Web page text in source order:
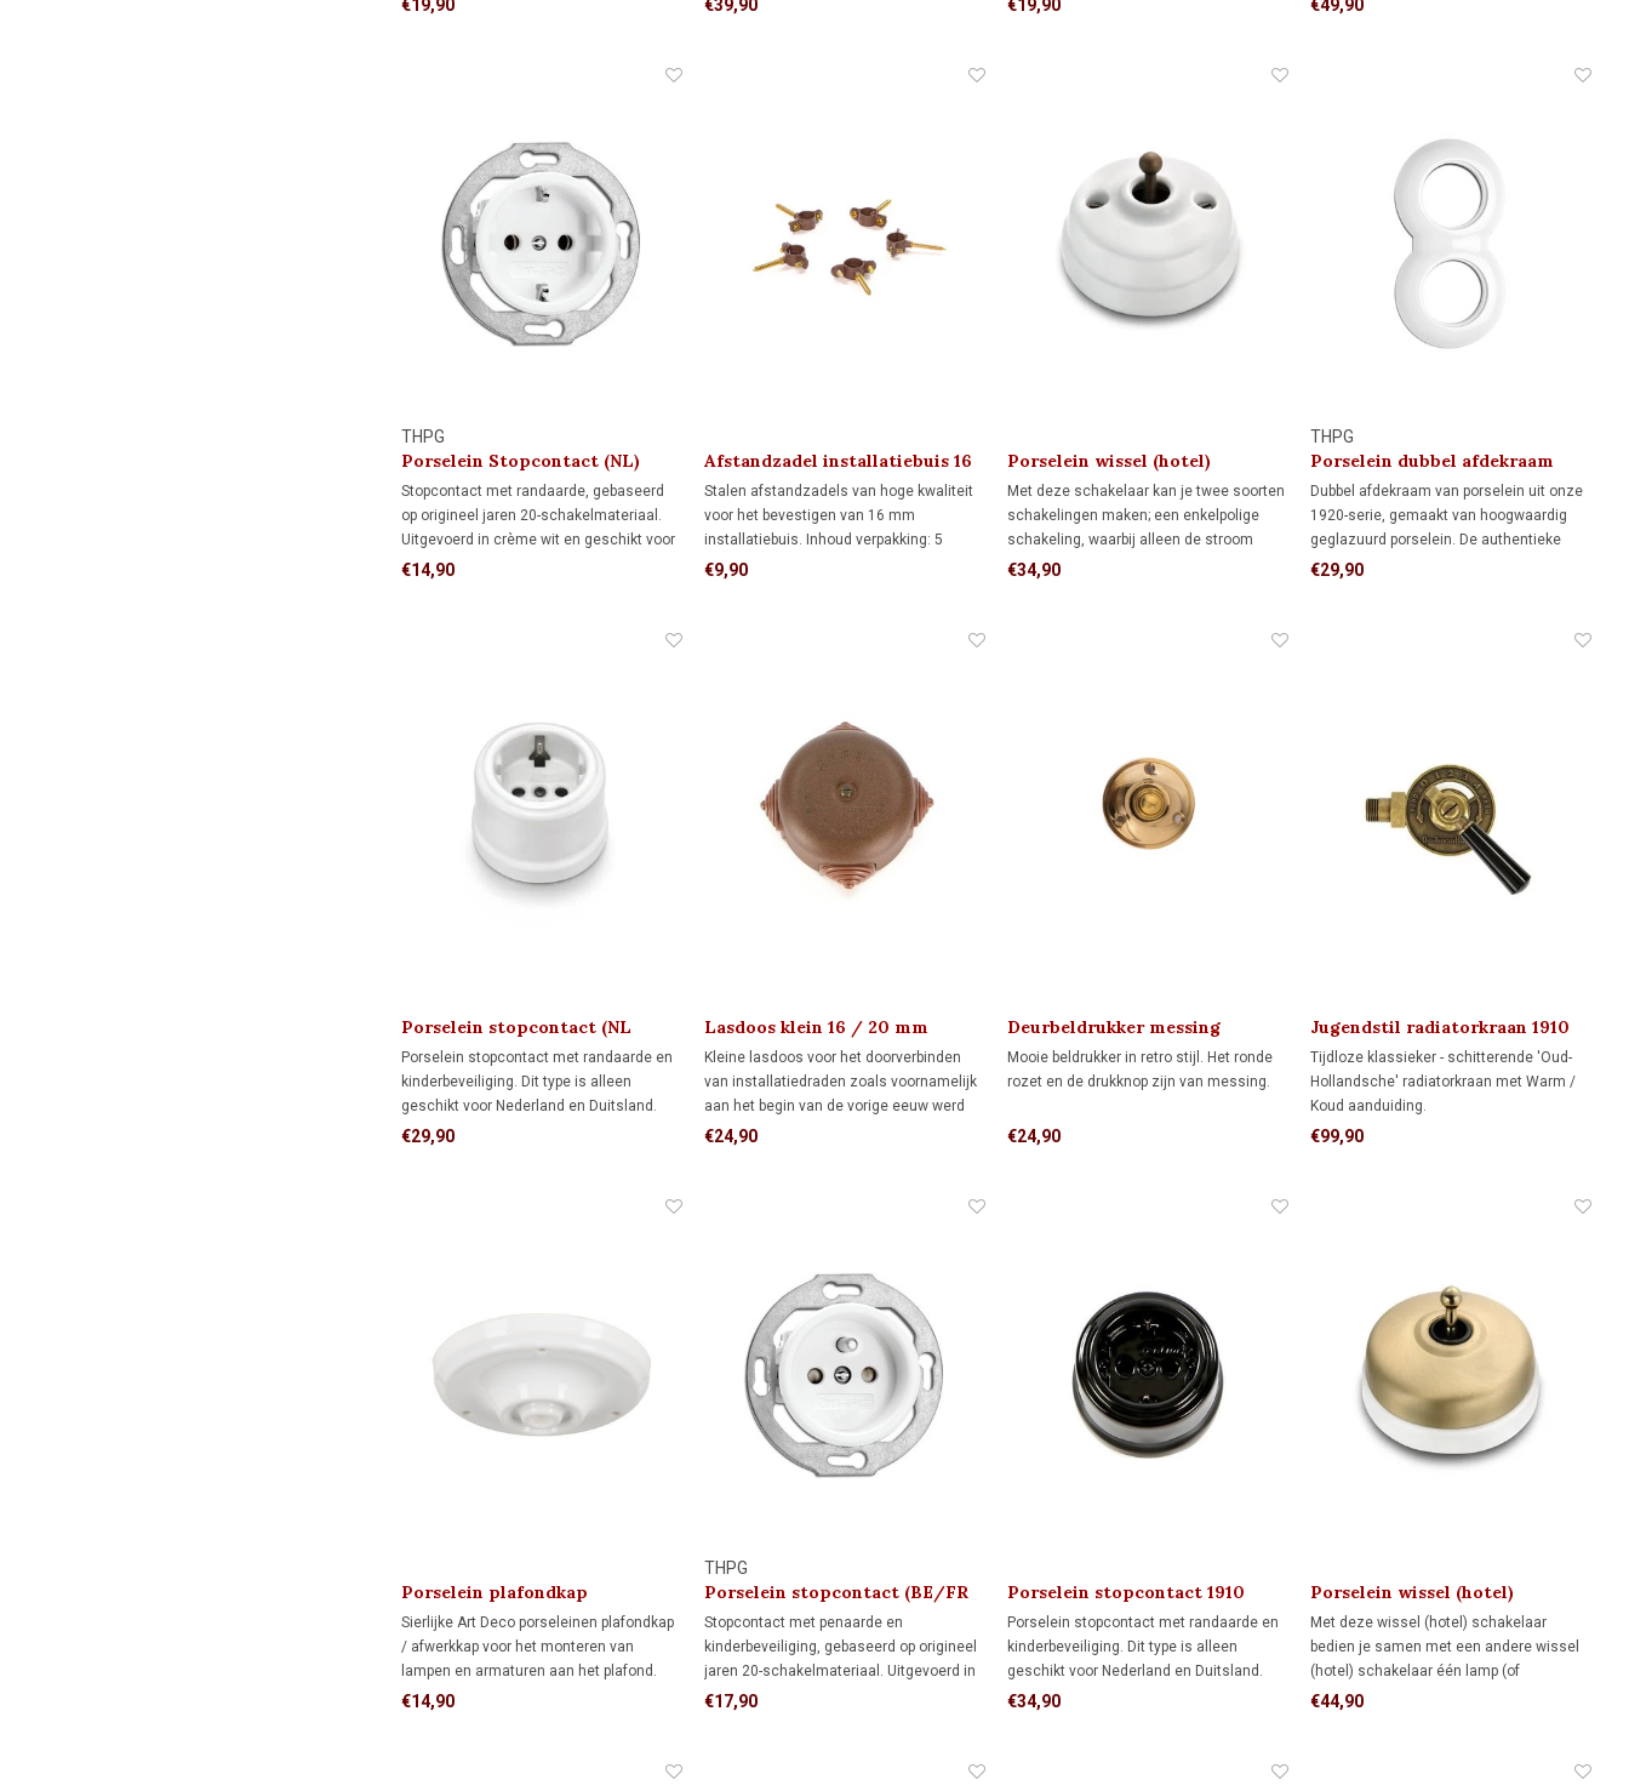
€19,90 €39,90 €19,90 €49,90
THPG
Porselein Stopcontact (NL)
1920
Stopcontact met randaarde, gebaseerd
op origineel jaren 20-schakelmateriaal.
Uitgevoerd in crème wit en geschikt voor
standaard inbouwdozen. Voor
€14,90
Afstandzadel installatiebuis 16
mm
Stalen afstandzadels van hoge kwaliteit
voor het bevestigen van 16 mm
installatiebuis. Inhoud verpakking: 5
stuks, dit is voldoende voor 3 meter
€9,90
Porselein wissel (hotel)
schakelaar
Met deze schakelaar kan je twee soorten
schakelingen maken; een enkelpolige
schakeling, waarbij alleen de stroom
voerende draad wordt onderbroken. Een
€34,90
THPG
Porselein dubbel afdekraam
1920
Dubbel afdekraam van porselein uit onze
1920-serie, gemaakt van hoogwaardig
geglazuurd porselein. De authentieke
uitstraling maakt dit afdekraam ideaal
€29,90
Porselein stopcontact (NL
kindveilig) 1910
Porselein stopcontact met randaarde en
kinderbeveiliging. Dit type is alleen
geschikt voor Nederland en Duitsland.
Voor een veilige en stabiele montage
€29,90
Lasdoos klein 16 / 20 mm
Kleine lasdoos voor het doorverbinden
van installatiedraden zoals voornamelijk
aan het begin van de vorige eeuw werd
toegepast. Deze lasdoos is geschikt voor
€24,90
Deurbeldrukker messing
Mooie beldrukker in retro stijl. Het ronde
rozet en de drukknop zijn van messing.
€24,90
Jugendstil radiatorkraan 1910
Tijdloze klassieker - schitterende 'Oud-
Hollandsche' radiatorkraan met Warm /
Koud aanduiding.
Het enige alternatief als je gewoon een
€99,90
Porselein plafondkap
MINIMAAL 1920
Sierlijke Art Deco porseleinen plafondkap
/ afwerkkap voor het monteren van
lampen en armaturen aan het plafond.
Inclusief trekontlasting en
€14,90
THPG
Porselein stopcontact (BE/FR
kindveilig) 1920
Stopcontact met penaarde en
kinderbeveiliging, gebaseerd op origineel
jaren 20-schakelmateriaal. Uitgevoerd in
crème wit en geschikt voor standaard
€17,90
Porselein stopcontact 1910
Porselein stopcontact met randaarde en
kinderbeveiliging. Dit type is alleen
geschikt voor Nederland en Duitsland.
Voor een veilige en stabiele montage
€34,90
Porselein wissel (hotel)
schakelaar 1910
Met deze wissel (hotel) schakelaar
bedien je samen met een andere wissel
(hotel) schakelaar één lamp (of
lampgroep) vanuit twee plaatsen. Voor
€44,90